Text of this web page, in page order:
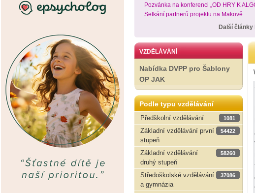
Pozvánka na konferenci „OD HRY K
Setkání partnerů projektu na Makově
Další články
VZDĚLÁVÁNÍ
Nabídka DVPP pro Šablony
OP JAK
Podle typu vzdělávání
Předškolní vzdělávání
1081
Základní vzdělávání první
stupeň
54422
Základní vzdělávání
druhý stupeň
58260
Středoškolské vzdělávání
a gymnázia
37086